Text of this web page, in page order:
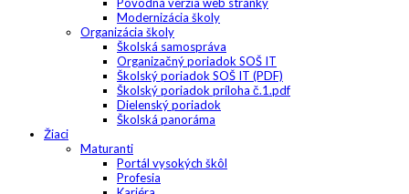
Pôvodná verzia web stránky
Modernizácia školy
Organizácia školy
Školská samospráva
Organizačný poriadok SOŠ IT
Školský poriadok SOŠ IT (PDF)
Školský poriadok príloha č.1.pdf
Dielenský poriadok
Školská panoráma
Žiaci
Maturanti
Portál vysokých škôl
Profesia